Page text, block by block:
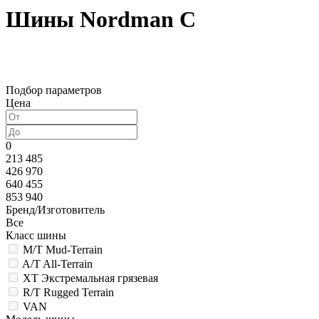
Шины Nordman C
Подбор параметров
Цена
0
213 485
426 970
640 455
853 940
Бренд/Изготовитель
Все
Класс шины
M/T Mud-Terrain
A/T All-Terrain
XT Экстремальная грязевая
R/T Rugged Terrain
VAN